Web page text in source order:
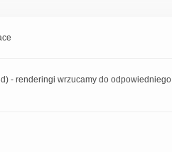
- renderingi wrzucamy do odpowiedniego